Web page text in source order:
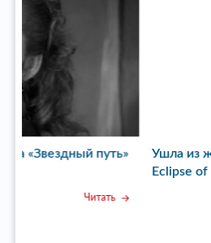
Ушла из жизни
Eclipse of the Heart Бонни